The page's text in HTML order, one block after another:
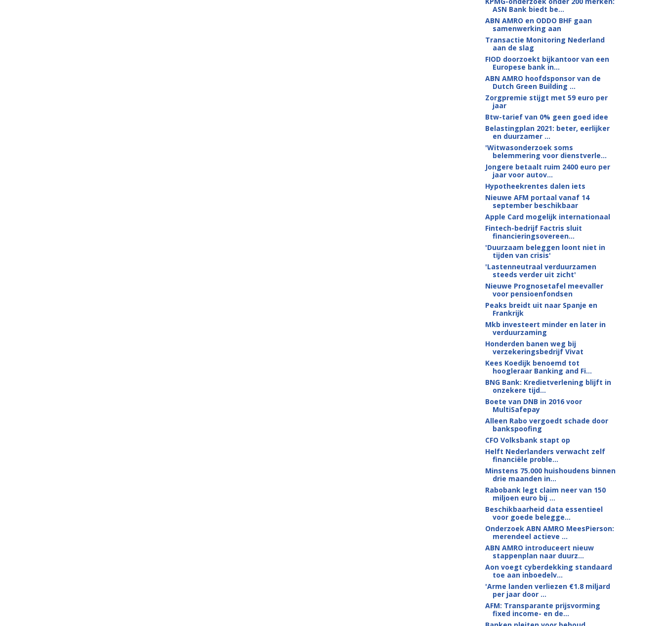
ASN Bank biedt be...
ABN AMRO en ODDO BHF gaan
samenwerking aan
Transactie Monitoring Nederland
aan de slag
FIOD doorzoekt bijkantoor van een
Europese bank in...
ABN AMRO hoofdsponsor van de
Dutch Green Building ...
Zorgpremie stijgt met 59 euro per
jaar
Btw-tarief van 0% geen goed idee
Belastingplan 2021: beter, eerlijker
en duurzamer ...
'Witwasonderzoek soms
belemmering voor dienstverle...
Jongere betaalt ruim 2400 euro per
jaar voor autov...
Hypotheekrentes dalen iets
Nieuwe AFM portaal vanaf 14
september beschikbaar
Apple Card mogelijk internationaal
Fintech-bedrijf Factris sluit
financieringsovereen...
'Duurzaam beleggen loont niet in
tijden van crisis'
'Lastenneutraal verduurzamen
steeds verder uit zicht'
Nieuwe Prognosetafel meevaller
voor pensioenfondsen
Peaks breidt uit naar Spanje en
Frankrijk
Mkb investeert minder en later in
verduurzaming
Honderden banen weg bij
verzekeringsbedrijf Vivat
Kees Koedijk benoemd tot
hoogleraar Banking and Fi...
BNG Bank: Kredietverlening blijft in
onzekere tijd...
Boete van DNB in 2016 voor
MultiSafepay
Alleen Rabo vergoedt schade door
bankspoofing
CFO Volksbank stapt op
Helft Nederlanders verwacht zelf
financiële proble...
Minstens 75.000 huishoudens binnen
drie maanden in...
Rabobank legt claim neer van 150
miljoen euro bij ...
Beschikbaarheid data essentieel
voor goede belegge...
Onderzoek ABN AMRO MeesPierson:
merendeel actieve ...
ABN AMRO introduceert nieuw
stappenplan naar duurz...
Aon voegt cyberdekking standaard
toe aan inboedelv...
'Arme landen verliezen €1.8 miljard
per jaar door ...
AFM: Transparante prijsvorming
fixed income- en de...